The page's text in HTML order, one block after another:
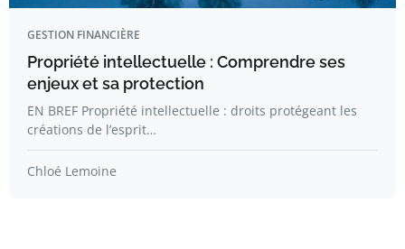
GESTION FINANCIÈRE
Propriété intellectuelle : Comprendre ses
enjeux et sa protection
EN BREF Propriété intellectuelle : droits protégeant les
créations de l’esprit…
Chloé Lemoine